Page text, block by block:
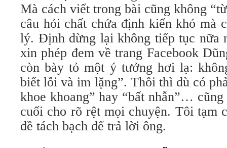
Mà cách viết trong bài cũng không
câu hỏi chất chứa định kiến khó mà
lý. Định dừng lại không tiếp tục nữa
xin phép đem về trang Facebook
còn bày tỏ một ý tưởng hơi lạ:
biết lỗi và im lặng”. Thôi thì dù có
khoe khoang” hay “bất nhẫn”…
cuối cho rõ rệt mọi chuyện. Tôi tạm
đề tách bạch để trả lời ông.